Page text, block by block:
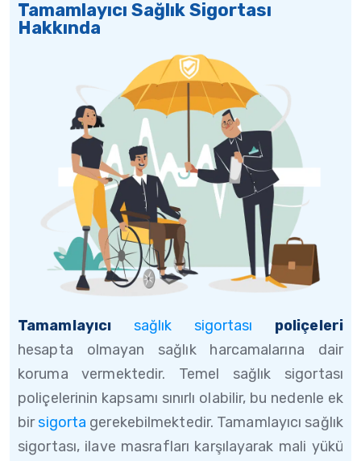
Tamamlayıcı Sağlık Sigortası
Hakkında
Tamamlayıcı sağlık sigortası poliçeleri
hesapta olmayan sağlık harcamalarına dair
koruma vermektedir. Temel sağlık sigortası
poliçelerinin kapsamı sınırlı olabilir, bu nedenle ek
birsigorta gerekebilmektedir. Tamamlayıcı sağlık
sigortası, ilave masrafları karşılayarak mali yükü